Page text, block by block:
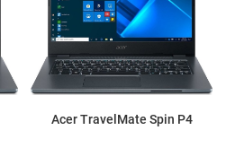
Acer TravelMate Spin P4